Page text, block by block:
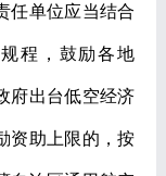
任单位应当结合
程，鼓励各地
府出台低空经济
资助上限的，按